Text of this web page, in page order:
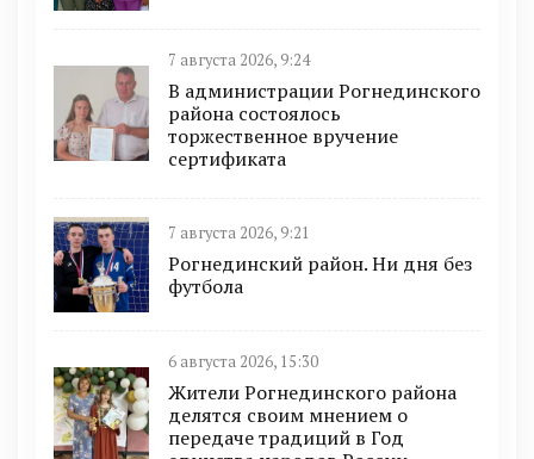
7 августа 2026, 9:24
В администрации Рогнединского
района состоялось
торжественное вручение
сертификата
7 августа 2026, 9:21
Рогнединский район. Ни дня без
футбола
6 августа 2026, 15:30
Жители Рогнединского района
делятся своим мнением о
передаче традиций в Год